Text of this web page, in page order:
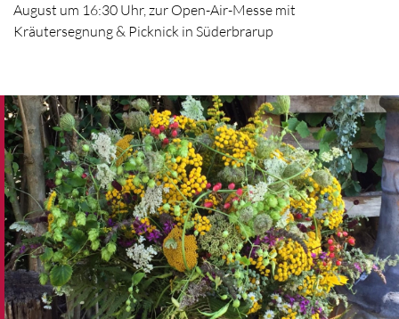
August um 16:30 Uhr, zur Open-Air-Messe mit
Kräutersegnung & Picknick in Süderbrarup